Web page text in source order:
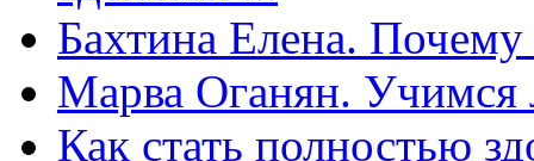
Бахтина Елена.
Марва Оганян. Учимся
Как стать полностью